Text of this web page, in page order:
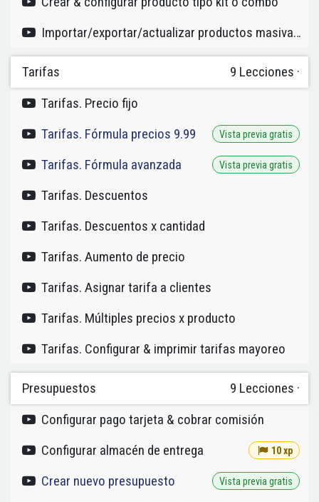
Importar/exportar/actualizar productos masivamente
Tarifas 9 Lecciones ·
Tarifas. Precio fijo
Tarifas. Fórmula precios 9.99
Vista previa gratis
Tarifas. Fórmula avanzada Vista previa gratis
Tarifas. Descuentos
Tarifas. Descuentos x cantidad
Tarifas. Aumento de precio
Tarifas. Asignar tarifa a clientes
Tarifas. Múltiples precios x producto
Tarifas. Configurar & imprimir tarifas mayoreo
Presupuestos 9 Lecciones ·
Configurar pago tarjeta & cobrar comisión
Configurar almacén de entrega
10 xp
Crear nuevo presupuesto Vista previa gratis